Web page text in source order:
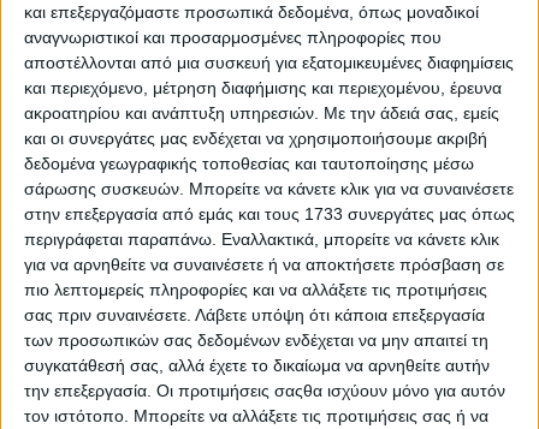
και επεξεργαζόμαστε προσωπικά δεδομένα, όπως μοναδικοί
αναγνωριστικοί και προσαρμοσμένες πληροφορίες που
αποστέλλονται από μια συσκευή για εξατομικευμένες διαφημίσεις
και περιεχόμενο, μέτρηση διαφήμισης και περιεχομένου, έρευνα
ακροατηρίου και ανάπτυξη υπηρεσιών. Με την άδειά σας, εμείς
και οι συνεργάτες μας ενδέχεται να χρησιμοποιήσουμε ακριβή
δεδομένα γεωγραφικής τοποθεσίας και ταυτοποίησης μέσω
σάρωσης συσκευών. Μπορείτε να κάνετε κλικ για να συναινέσετε
στην επεξεργασία από εμάς και τους 1733 συνεργάτες μας όπως
περιγράφεται παραπάνω. Εναλλακτικά, μπορείτε να κάνετε κλικ
για να αρνηθείτε να συναινέσετε ή να αποκτήσετε πρόσβαση σε
πιο λεπτομερείς πληροφορίες και να αλλάξετε τις προτιμήσεις
σας πριν συναινέσετε. Λάβετε υπόψη ότι κάποια επεξεργασία
των προσωπικών σας δεδομένων ενδέχεται να μην απαιτεί τη
συγκατάθεσή σας, αλλά έχετε το δικαίωμα να αρνηθείτε αυτήν
την επεξεργασία. Οι προτιμήσεις σαςθα ισχύουν μόνο για αυτόν
τον ιστότοπο. Μπορείτε να αλλάξετε τις προτιμήσεις σας ή να
krititvnadeis …Movie Time